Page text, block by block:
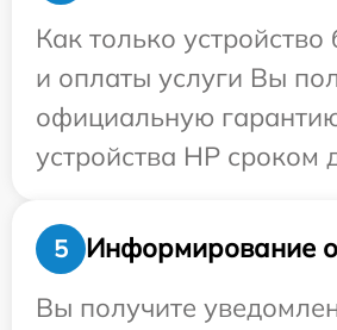
Как только устройство
и оплаты услуги Вы
официальную
устройства HP сроком
5
Информирование о
Вы получите